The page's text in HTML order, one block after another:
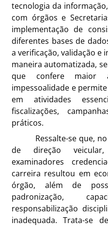
tecnologia da
com órgãos e
implementação de
diferentes bases de
a verificação, validação e
maneira automatizada,
que confere maior
impessoalidade e
em atividades
fiscalizações,
práticos.
Ressalte-se que,
de direção
examinadores
carreira resultou em
órgão, além de
padronização,
responsabilização
inadequada. Trata-se